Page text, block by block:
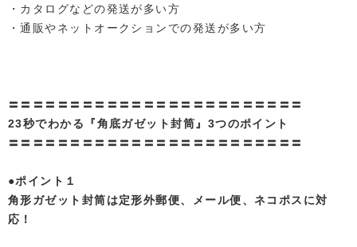
・カタログなどの発送が多い方
・通販やネットオークションでの発送が多い方
〓〓〓〓〓〓〓〓〓〓〓〓〓〓〓〓〓〓〓〓〓〓〓〓
23秒でわかる『角底ガゼット封筒』3つのポイント
〓〓〓〓〓〓〓〓〓〓〓〓〓〓〓〓〓〓〓〓〓〓〓〓
●ポイント１
角形ガゼット封筒は定形外郵便、メール便、ネコポスに対
応！